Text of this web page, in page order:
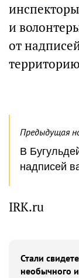
и
от
Предыдущая
В
надписей
IRK.ru
Стали
необычного